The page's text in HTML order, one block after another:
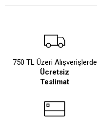
750 TL Üzeri Alışverişlerde
Ücretsiz
Teslimat